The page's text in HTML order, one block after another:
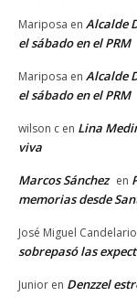
Mariposa en Alcalde
el sábado en el PRM
Mariposa en Alcalde
el sábado en el PRM
wilson c en Lina
viva
Marcos Sánchez en
memorias desde
José Miguel Candelario
sobrepasó las
Junior en Denzzel